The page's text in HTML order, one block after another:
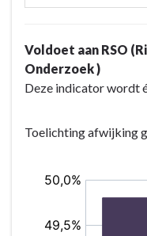
Voldoet aan RSO
Onderzoek )
Deze indicator wordt
Toelichting afwijking